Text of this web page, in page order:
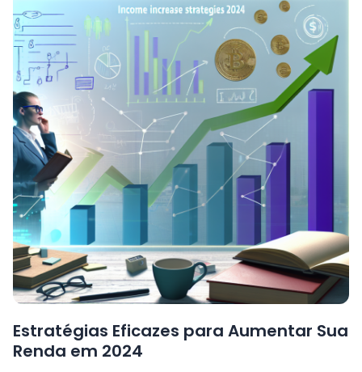
Estratégias Eficazes para Aumentar Sua
Renda em 2024